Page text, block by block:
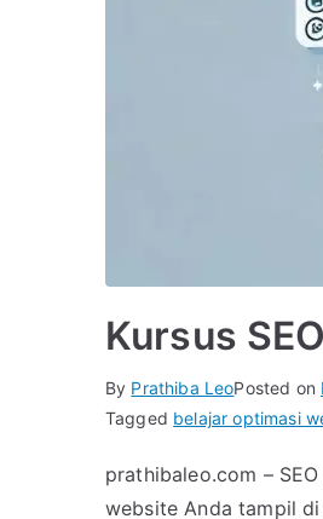
Kursus
By Prathiba LeoPosted on
Tagged belajar optimasi
prathibaleo.com –
website Anda tampil